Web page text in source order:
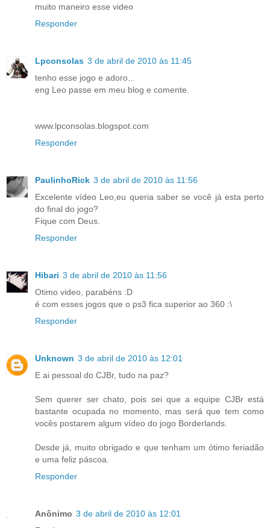
muito maneiro esse video
Responder
Lpconsolas 3 de abril de 2010 às 11:45
tenho esse jogo e adoro...
eng Leo passe em meu blog e comente.
www.lpconsolas.blogspot.com
Responder
PaulinhoRick 3 de abril de 2010 às 11:56
Excelente vídeo Leo,eu queria saber se você já esta perto
do final do jogo?
Fique com Deus.
Responder
Hibari 3 de abril de 2010 às 11:56
Otimo video, parabéns :D
é com esses jogos que o ps3 fica superior ao 360 :\
Responder
Unknown 3 de abril de 2010 às 12:01
E ai pessoal do CJBr, tudo na paz?
Sem querer ser chato, pois sei que a equipe CJBr está
bastante ocupada no momento, mas será que tem como
vocês postarem algum vídeo do jogo Borderlands.
Desde já, muito obrigado e que tenham um ótimo feriadão
e uma feliz páscoa.
Responder
Anônimo 3 de abril de 2010 às 12:01